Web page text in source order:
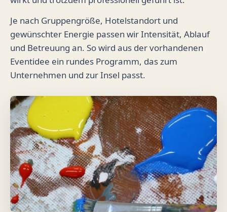
Je nach Gruppengröße, Hotelstandort und
gewünschter Energie passen wir Intensität, Ablauf
und Betreuung an. So wird aus der vorhandenen
Eventidee ein rundes Programm, das zum
Unternehmen und zur Insel passt.